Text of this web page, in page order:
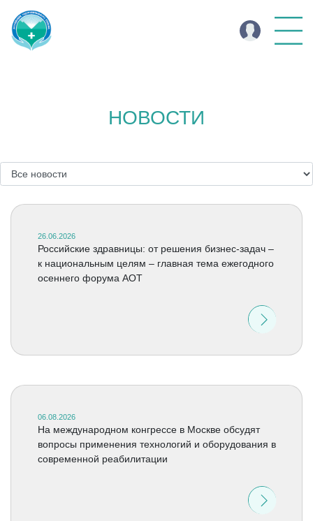
НОВОСТИ
26.06.2026
Российские здравницы: от решения бизнес-задач –
к национальным целям – главная тема ежегодного
осеннего форума АОТ
06.08.2026
На международном конгрессе в Москве обсудят
вопросы применения технологий и оборудования в
современной реабилитации